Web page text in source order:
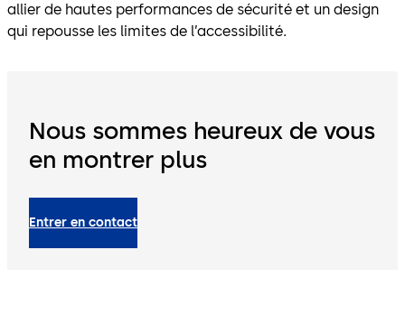
allier de hautes performances de sécurité et un design
qui repousse les limites de l’accessibilité.
Nous sommes heureux de vous
en montrer plus
Entrer en contact